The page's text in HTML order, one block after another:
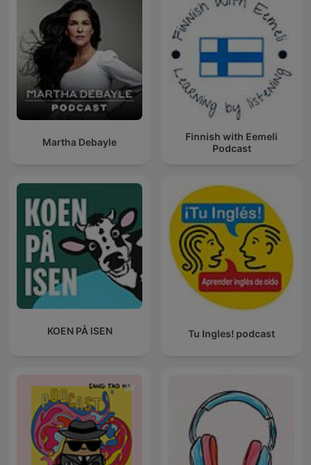
Martha Debayle
Finnish with Eemeli
Podcast
KOEN PÅ ISEN Tu Ingles! podcast